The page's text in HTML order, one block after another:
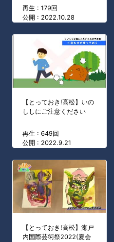
再生 : 179回
公開 : 2022.10.28
【とっておき!高松】いの
ししにご注意ください
再生 : 649回
公開 : 2022.9.21
【とっておき!高松】瀬戸
内国際芸術祭2022(夏会